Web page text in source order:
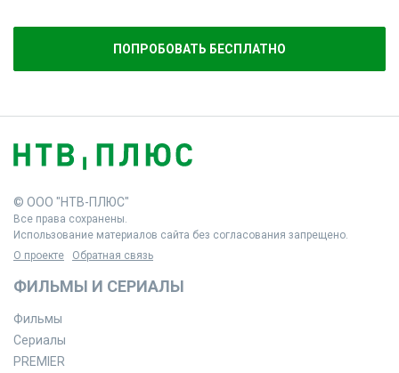
ПОПРОБОВАТЬ БЕСПЛАТНО
© ООО "НТВ-ПЛЮС"
Все права сохранены.
Использование материалов сайта без согласования запрещено.
О проекте
Обратная связь
ФИЛЬМЫ И СЕРИАЛЫ
Фильмы
Сериалы
PREMIER